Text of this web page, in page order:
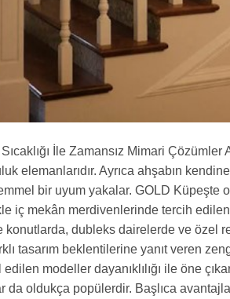
İle Zamansız Mimari
elemanlarıdır. Ayrıca ahşabın
bir uyum yakalar. GOLD Küpeşte
iç mekân merdivenlerinde tercih
konutlarda, dubleks dairelerde ve özel
tasarım beklentilerine yanıt veren
modeller dayanıklılığı ile öne
da oldukça popülerdir. Başlıca